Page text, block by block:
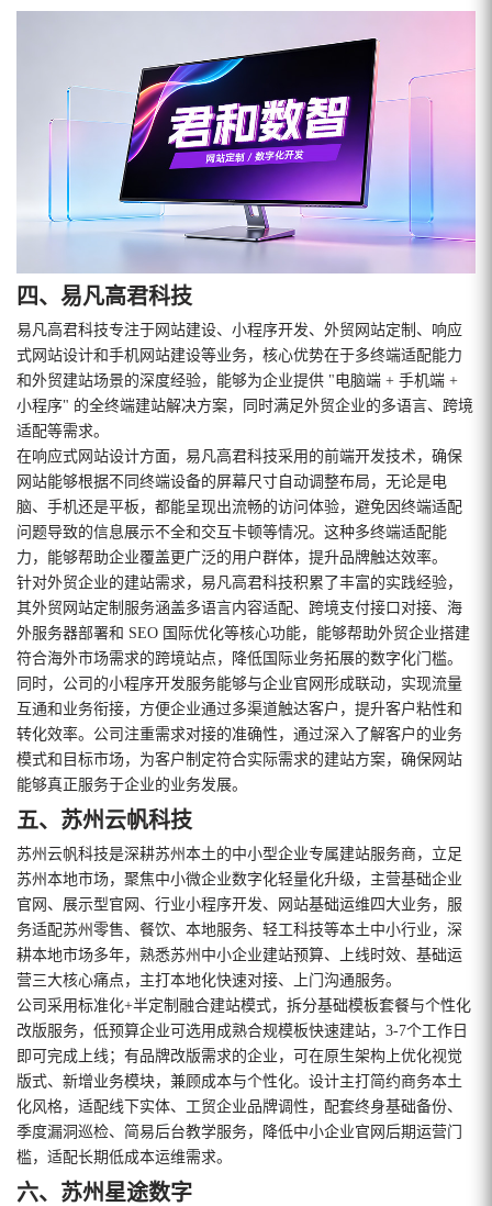
四、易凡高君科技
易凡高君科技专注于网站建设、小程序开发、外贸网站定制、响应
式网站设计和手机网站建设等业务，核心优势在于多终端适配能力
和外贸建站场景的深度经验，能够为企业提供 "电脑端 + 手机端 +
小程序" 的全终端建站解决方案，同时满足外贸企业的多语言、跨境
适配等需求。
在响应式网站设计方面，易凡高君科技采用的前端开发技术，确保
网站能够根据不同终端设备的屏幕尺寸自动调整布局，无论是电
脑、手机还是平板，都能呈现出流畅的访问体验，避免因终端适配
问题导致的信息展示不全和交互卡顿等情况。这种多终端适配能
力，能够帮助企业覆盖更广泛的用户群体，提升品牌触达效率。
针对外贸企业的建站需求，易凡高君科技积累了丰富的实践经验，
其外贸网站定制服务涵盖多语言内容适配、跨境支付接口对接、海
外服务器部署和 SEO 国际优化等核心功能，能够帮助外贸企业搭建
符合海外市场需求的跨境站点，降低国际业务拓展的数字化门槛。
同时，公司的小程序开发服务能够与企业官网形成联动，实现流量
互通和业务衔接，方便企业通过多渠道触达客户，提升客户粘性和
转化效率。公司注重需求对接的准确性，通过深入了解客户的业务
模式和目标市场，为客户制定符合实际需求的建站方案，确保网站
能够真正服务于企业的业务发展。
五、苏州云帆科技
苏州云帆科技是深耕苏州本土的中小型企业专属建站服务商，立足
苏州本地市场，聚焦中小微企业数字化轻量化升级，主营基础企业
官网、展示型官网、行业小程序开发、网站基础运维四大业务，服
务适配苏州零售、餐饮、本地服务、轻工科技等本土中小行业，深
耕本地市场多年，熟悉苏州中小企业建站预算、上线时效、基础运
营三大核心痛点，主打本地化快速对接、上门沟通服务。
公司采用标准化+半定制融合建站模式，拆分基础模板套餐与个性化
改版服务，低预算企业可选用成熟合规模板快速建站，3-7个工作日
即可完成上线；有品牌改版需求的企业，可在原生架构上优化视觉
版式、新增业务模块，兼顾成本与个性化。设计主打简约商务本土
化风格，适配线下实体、工贸企业品牌调性，配套终身基础备份、
季度漏洞巡检、简易后台教学服务，降低中小企业官网后期运营门
槛，适配长期低成本运维需求。
六、苏州星途数字